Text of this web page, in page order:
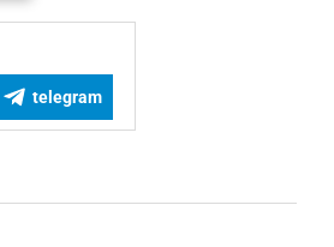
telegram